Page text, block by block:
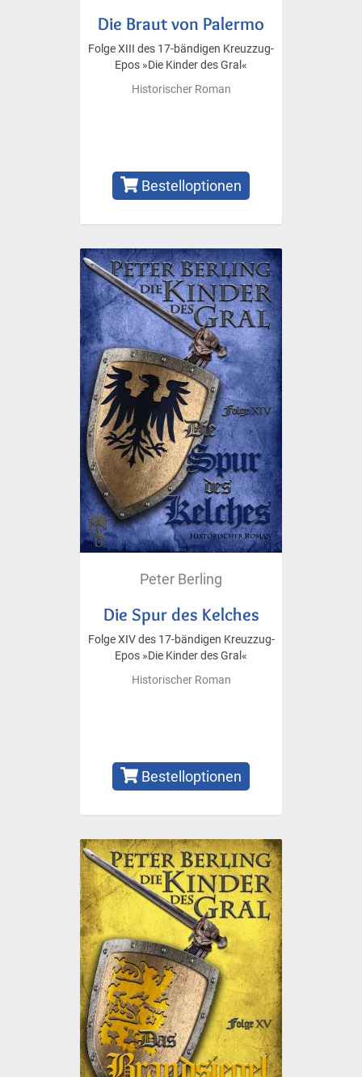
Die Braut von Palermo
Folge XIII des 17-bändigen Kreuzzug-
Epos »Die Kinder des Gral«
Historischer Roman
Bestelloptionen
Peter Berling
Die Spur des Kelches
Folge XIV des 17-bändigen Kreuzzug-
Epos »Die Kinder des Gral«
Historischer Roman
Bestelloptionen